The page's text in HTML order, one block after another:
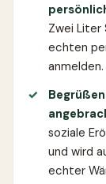
Zwei Liter
echten
anmelden.
soziale
und wird
echter